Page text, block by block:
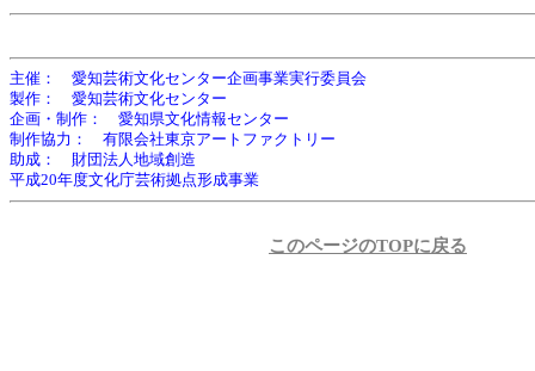
主催： 愛知芸術文化センター企画事業実行委員会
製作： 愛知芸術文化センター
企画・制作： 愛知県文化情報センター
制作協力： 有限会社東京アートファクトリー
助成： 財団法人地域創造
平成20年度文化庁芸術拠点形成事業
このページのTOPに戻る